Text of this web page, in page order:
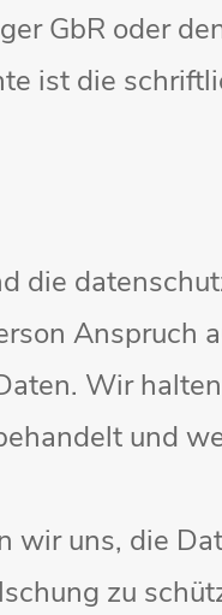
GbR oder
ist die
die
Anspruch
Wir
und
wir uns, die
zu